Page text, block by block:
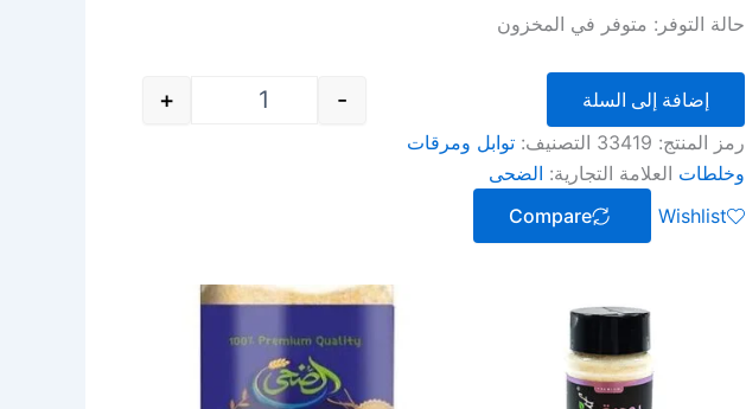
حالة التوفر: متوفر في المخزون
-
+
إضافة إلى السلة
رمز المنتج: 33419 التصنيف:توابل ومرقات
وخلطات العلامة التجارية: الضحى
Wishlist
Compare